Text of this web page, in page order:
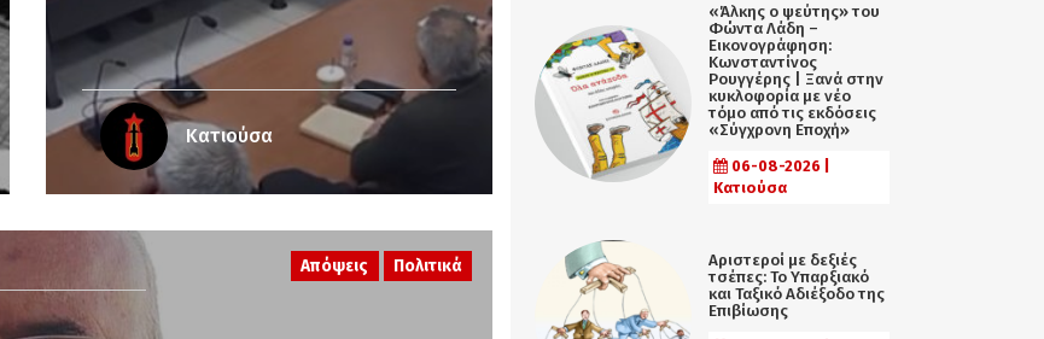
Κατιούσα
Απόψεις Πολιτικά
«Άλκης ο ψεύτης» του
Φώντα Λάδη –
Εικονογράφηση:
Κωνσταντίνος
Ρουγγέρης | Ξανά στην
κυκλοφορία με νέο
τόμο από τις εκδόσεις
«Σύγχρονη Εποχή»
06-08-2026 |
Κατιούσα
Αριστεροί με δεξιές
τσέπες: Το Υπαρξιακό
και Ταξικό Αδιέξοδο της
Επιβίωσης